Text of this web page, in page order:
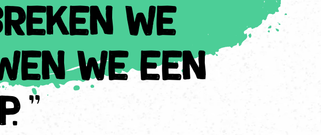
we
we een
"